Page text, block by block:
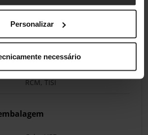
Personalizar
necessário
0 - 15000 m
A-tick, C-tick, CE, EAC, GS Mark,
RCM, TISI